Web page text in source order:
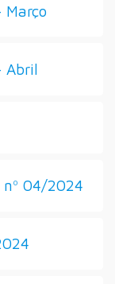
Abril
nº 04/2024